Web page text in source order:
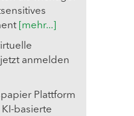
[mehr...]
anmelden
Plattform
basierte